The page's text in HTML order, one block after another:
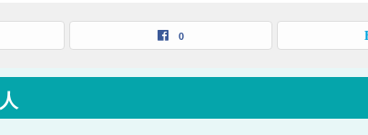
0